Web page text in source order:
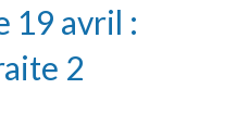
19 avril :
2